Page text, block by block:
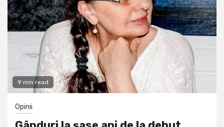
9 min read
Opinii